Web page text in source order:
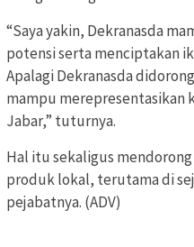
“Saya yakin, Dekranasda
potensi serta menciptakan
Apalagi Dekranasda
mampu
Jabar,” tuturnya.
Hal itu sekaligus
produk lokal, terutama di
pejabatnya. (ADV)